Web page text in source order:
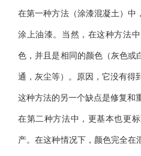
在第一种方法（涂漆混凝土）
涂上油漆。当然，在这种方法
色，并且是相同的颜色（灰色
通，灰尘等）。原因，它没有得
这种方法的另一个缺点是修复和
在第二种方法中，更基本也更
产。在这种情况下，颜色完全